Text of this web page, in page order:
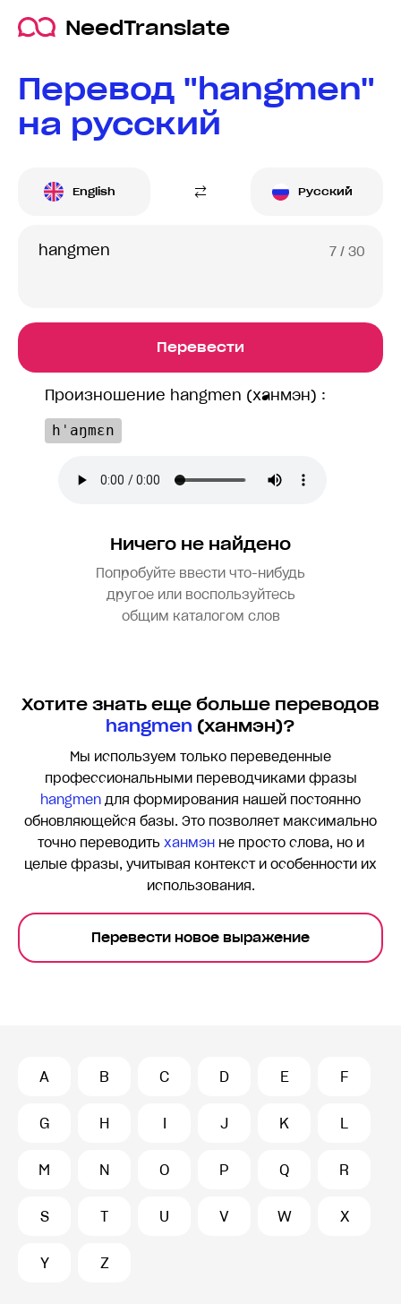
NeedTranslate
Перевод "hangmen"
на русский
English Русский
7 / 30
Перевести
Произношение hangmen (ханмэн) :
hˈaŋmɛn
Ничего не найдено
Попробуйте ввести что-нибудь
другое или воспользуйтесь
общим каталогом слов
Хотите знать еще больше переводов
hangmen (ханмэн)?
Мы используем только переведенные
профессиональными переводчиками фразы
hangmen для формирования нашей постоянно
обновляющейся базы. Это позволяет максимально
точно переводить ханмэнне просто слова, но и
целые фразы, учитывая контекст и особенности их
использования.
Перевести новое выражение
A B C D E F
G H I J K L
M N O P Q R
S T U V W X
Y Z